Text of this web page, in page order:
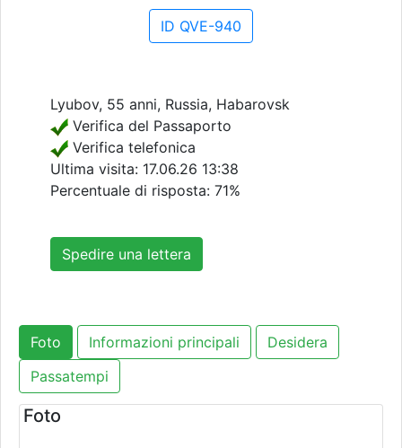
ID QVE-940
Lyubov, 55 anni, Russia, Habarovsk
Verifica del Passaporto
Verifica telefonica
Ultima visita: 17.06.26 13:38
Percentuale di risposta: 71%
Spedire una lettera
Foto Informazioni principali
Desidera
Passatempi
Foto